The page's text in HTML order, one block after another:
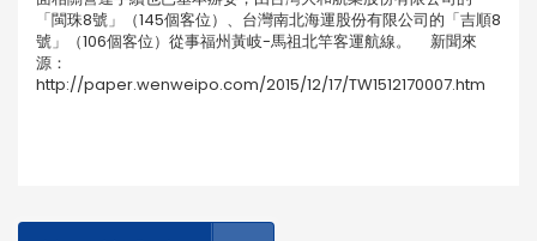
「閩珠8號」（145個客位）、台灣南北海運股份有限公司的「吉順8
號」（106個客位）從事福州黃岐-馬祖北竿客運航線。 新聞來
源：
http://paper.wenweipo.com/2015/12/17/TW1512170007.htm